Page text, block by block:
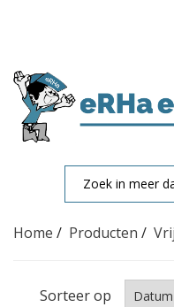
Home / Producten /
Sorteer op